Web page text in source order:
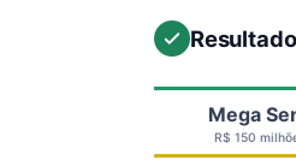
Mega
R$ 150